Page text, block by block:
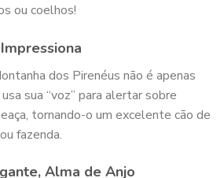
ou coelhos!
dos Pirenéus não é apenas
sua “voz” para alertar sobre
tornando-o um excelente cão de
fazenda.
Alma de Anjo